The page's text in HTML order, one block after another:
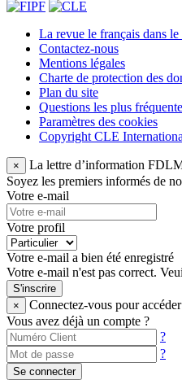
La revue le français dans le
Contactez-nous
Mentions légales
Charte de protection des
Plan du site
Questions les plus
Paramètres des cookies
Copyright CLE
×
La lettre d’information
Soyez les premiers informés de
Votre e-mail
Votre profil
Votre e-mail a bien été enregistré
Votre e-mail n'est pas correct.
S'inscrire
×
Connectez-vous pour
Vous avez déjà un compte ?
?
?
Se connecter